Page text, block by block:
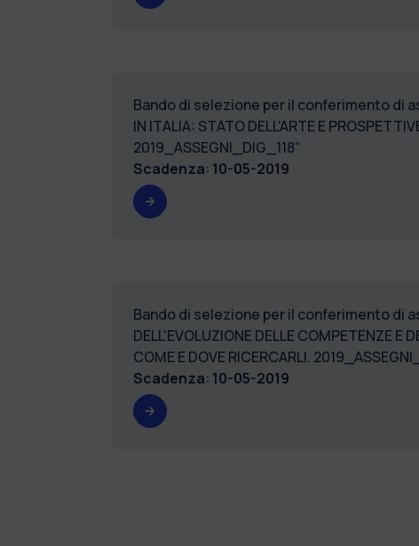
Bando di selezione per il conferimento di
IN ITALIA: STATO DELL'ARTE E
2019_ASSEGNI_DIG_118”
Scadenza: 10-05-2019
Bando di selezione per il conferimento di
DELL'EVOLUZIONE DELLE COMPETENZE E
COME E DOVE RICERCARLI.
Scadenza: 10-05-2019